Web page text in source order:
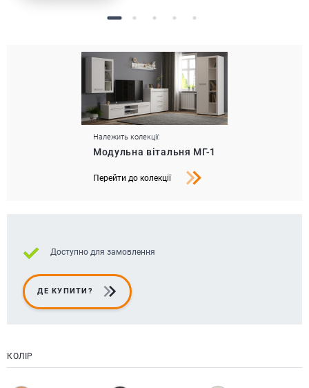
Належить колекції:
Модульна вітальня МГ-1
Перейти до колекції
Доступно для замовлення
ДЕ КУПИТИ?
КОЛІР